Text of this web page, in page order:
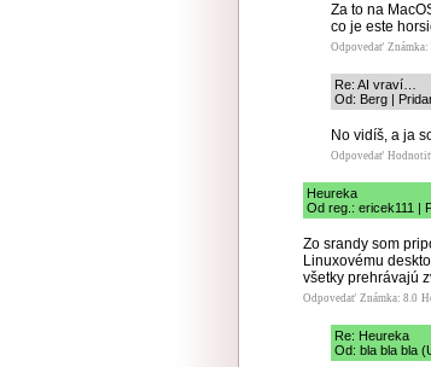
Za to na
co je este
Odpovedať Známka:
Re: AI vraví…
Od: Berg |
No vidíš, a ja
Odpovedať
Heureka
Od reg.: ericek111 |
Zo srandy som
Linuxovému
všetky prehrávajú
Odpovedať Známka: 8.0
Re: Heureka
Od: bla bla bla